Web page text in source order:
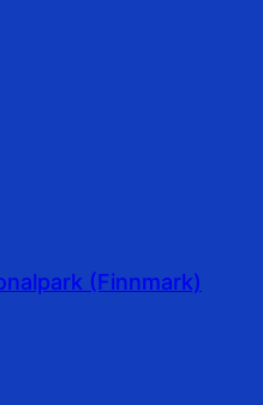
(Finnmark)